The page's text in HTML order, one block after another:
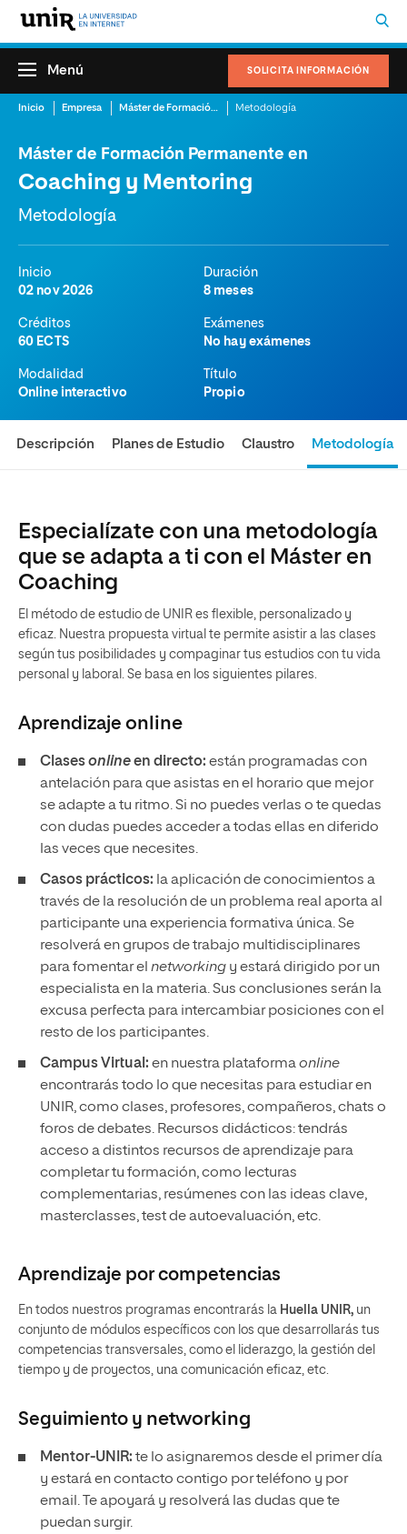
SOLICITA INFORMACIÓN
Menú
Inicio Empresa Máster de Formación Permanente en Coaching y Mentoring Metodología
Máster de Formación Permanente en
Coaching y Mentoring
Metodología
Inicio
02 nov 2026
Duración
8 meses
Créditos
60 ECTS
Exámenes
No hay exámenes
Modalidad
Online interactivo
Título
Propio
Descripción Planes de Estudio Claustro Metodología
Especialízate con una metodología
que se adapta a ti con el Máster en
Coaching
El método de estudio de UNIR es flexible, personalizado y
eficaz. Nuestra propuesta virtual te permite asistir a las clases
según tus posibilidades y compaginar tus estudios con tu vida
personal y laboral. Se basa en los siguientes pilares.
Aprendizaje online
Clasesonlineen directo: están programadas con
antelación para que asistas en el horario que mejor
se adapte a tu ritmo. Si no puedes verlas o te quedas
con dudas puedes acceder a todas ellas en diferido
las veces que necesites.
Casos prácticos: la aplicación de conocimientos a
través de la resolución de un problema real aporta al
participante una experiencia formativa única. Se
resolverá en grupos de trabajo multidisciplinares
para fomentar el networking y estará dirigido por un
especialista en la materia. Sus conclusiones serán la
excusa perfecta para intercambiar posiciones con el
resto de los participantes.
Campus Virtual: en nuestra plataformaonline
encontrarás todo lo que necesitas para estudiar en
UNIR, como clases, profesores, compañeros, chats o
foros de debates. Recursos didácticos: tendrás
acceso a distintos recursos de aprendizaje para
completar tu formación, como lecturas
complementarias, resúmenes con las ideas clave,
masterclasses, test de autoevaluación, etc.
Aprendizaje por competencias
En todos nuestros programas encontrarás la Huella UNIR, un
conjunto de módulos específicos con los que desarrollarás tus
competencias transversales, como el liderazgo, la gestión del
tiempo y de proyectos, una comunicación eficaz, etc.
Seguimiento y networking
Mentor-UNIR: te lo asignaremos desde el primer día
y estará en contacto contigo por teléfono y por
email. Te apoyará y resolverá las dudas que te
puedan surgir.